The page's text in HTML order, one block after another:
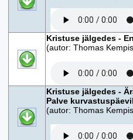
Kristuse jälgedes -
(autor: Thomas
Kristuse jälgedes -
Palve
(autor: Thomas